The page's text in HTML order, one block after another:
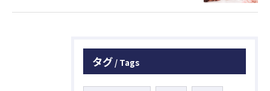
タグ Tags